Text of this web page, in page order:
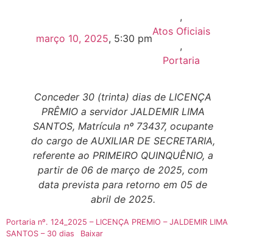
março 10, 2025, 5:30 pm
,
Atos Oficiais
,
Portaria
Conceder 30 (trinta) dias de LICENÇA
PRÊMIO a servidor JALDEMIR LIMA
SANTOS, Matrícula nº 73437, ocupante
do cargo de AUXILIAR DE SECRETARIA,
referente ao PRIMEIRO QUINQUÊNIO, a
partir de 06 de março de 2025, com
data prevista para retorno em 05 de
abril de 2025.
Portaria nº. 124_2025 – LICENÇA PREMIO – JALDEMIR LIMA
SANTOS – 30 dias
Baixar